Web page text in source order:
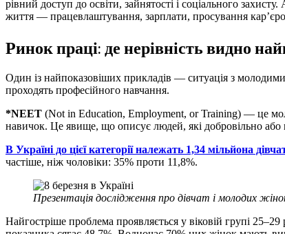
рівний доступ до освіти, зайнятості і соціального
життя — працевлаштування, зарплати, просування
Ринок праці: де нерівність видно
Один із найпоказовіших прикладів — ситуація з молодими
проходять професійного навчання.
*NEET (Not in Education, Employment, or Training) — це
навичок. Це явище, що описує людей, які добровільно або
В Україні до цієї категорії належать 1,34 мільйона
частіше, ніж чоловіки: 35% проти 11,8%.
Презентація дослідження про дівчат і молодих
Найгостріше проблема проявляється у віковій групі